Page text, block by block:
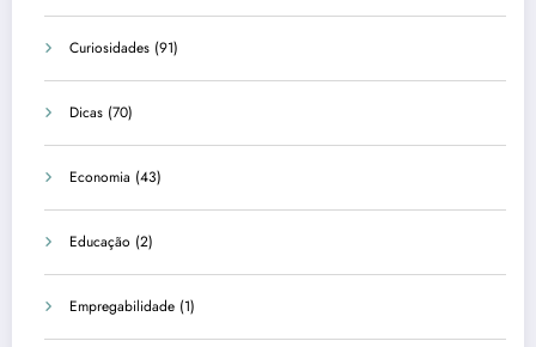
Curiosidades (91)
Dicas (70)
Economia (43)
Educação (2)
Empregabilidade (1)